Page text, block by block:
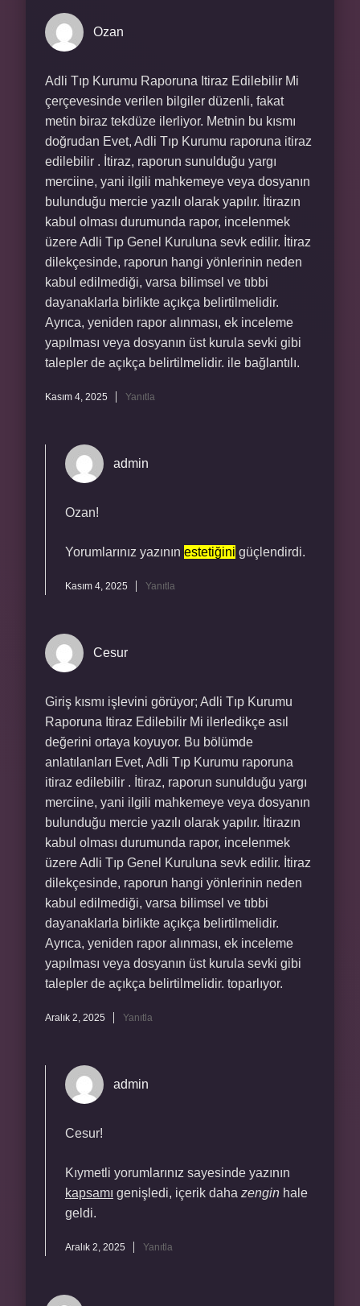
Ozan
Adli Tıp Kurumu Raporuna Itiraz Edilebilir Mi
çerçevesinde verilen bilgiler düzenli, fakat
metin biraz tekdüze ilerliyor. Metnin bu kısmı
doğrudan Evet, Adli Tıp Kurumu raporuna itiraz
edilebilir . İtiraz, raporun sunulduğu yargı
merciine, yani ilgili mahkemeye veya dosyanın
bulunduğu mercie yazılı olarak yapılır. İtirazın
kabul olması durumunda rapor, incelenmek
üzere Adli Tıp Genel Kuruluna sevk edilir. İtiraz
dilekçesinde, raporun hangi yönlerinin neden
kabul edilmediği, varsa bilimsel ve tıbbi
dayanaklarla birlikte açıkça belirtilmelidir.
Ayrıca, yeniden rapor alınması, ek inceleme
yapılması veya dosyanın üst kurula sevki gibi
talepler de açıkça belirtilmelidir. ile bağlantılı.
Kasım 4, 2025 Yanıtla
admin
Ozan!
Yorumlarınız yazının estetiğini güçlendirdi.
Kasım 4, 2025 Yanıtla
Cesur
Giriş kısmı işlevini görüyor; Adli Tıp Kurumu
Raporuna Itiraz Edilebilir Mi ilerledikçe asıl
değerini ortaya koyuyor. Bu bölümde
anlatılanları Evet, Adli Tıp Kurumu raporuna
itiraz edilebilir . İtiraz, raporun sunulduğu yargı
merciine, yani ilgili mahkemeye veya dosyanın
bulunduğu mercie yazılı olarak yapılır. İtirazın
kabul olması durumunda rapor, incelenmek
üzere Adli Tıp Genel Kuruluna sevk edilir. İtiraz
dilekçesinde, raporun hangi yönlerinin neden
kabul edilmediği, varsa bilimsel ve tıbbi
dayanaklarla birlikte açıkça belirtilmelidir.
Ayrıca, yeniden rapor alınması, ek inceleme
yapılması veya dosyanın üst kurula sevki gibi
talepler de açıkça belirtilmelidir. toparlıyor.
Aralık 2, 2025 Yanıtla
admin
Cesur!
Kıymetli yorumlarınız sayesinde yazının
kapsamı genişledi, içerik daha zengin hale
geldi.
Aralık 2, 2025 Yanıtla